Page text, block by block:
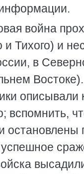
война
и Тихого) и
в
вспомнить,